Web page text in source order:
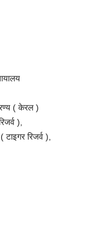
( केरल )
),
रिजर्व ),